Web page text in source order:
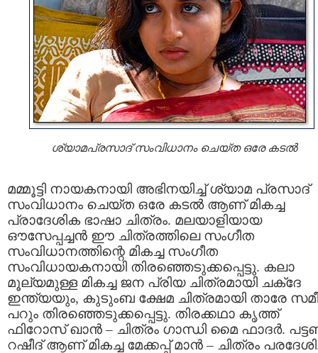
ശ്യാമപ്രസാദ് സംവിധാനം ചെയ്ത ഒരേ കടല്‍
മമ്മൂട്ടി നായകനായി അഭിനയിച്ച്‌ ശ്യാമ പ്രസാദ്‌
സംവിധാനം ചെയ്ത ഒരേ കടല്‍ ആണ്‌ മികച്ച
പ്രാദേശിക ഭാഷാ ചിത്രം. മലയാളിയായ
ഔസേപ്പച്ചന്‍ ഈ ചിത്രത്തിലെ സംഗീത
സംവിധാനത്തിന്റെ മികച്ച സംഗീത
സംവിധായകനായി തിരഞ്ഞെടുക്കപ്പെട്ടു. കലാ
മൂല്യമുള്ള മികച്ച ജന പ്രിയ ചിത്രമായി ചക്ദേ
ഇന്ത്യയും, കുടുംബ ക്ഷേമ ചിത്രമായി താരേ
പറും തിരഞ്ഞെടുക്കപ്പെട്ടു. തിരക്കഥാ കൃത്ത്‌
ഫിറോസ് ഖാന്‍ – ചിത്രം ഗാന്ധി മൈ ഫാദര്‍.
റഷീദ്‌ ആണ്‌ മികച്ച മേക്കപ്പ് മാന്‍ – ചിത്രം